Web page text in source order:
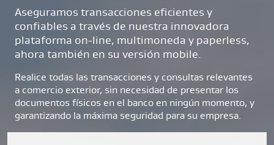
Aseguramos transacciones eficientes y
confiables a través de nuestra innovadora
plataforma on-line, multimoneda y paperless,
ahora también en su versión mobile.
Realice todas las transacciones y consultas relevantes
a comercio exterior, sin necesidad de presentar los
documentos físicos en el banco en ningún momento, y
garantizando la máxima seguridad para su empresa.